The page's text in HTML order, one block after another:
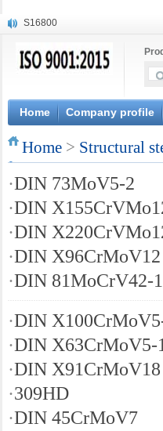
S16800
X20CrMoWV12-1
X6CrNiWNb16-16
1.4945
X3CrNiN18-11
NiCr20TiAl
S132
Home Company profile
Home > Structural
·DIN 73MoV5-2
·DIN
·DIN
·DIN X96CrMoV12
·DIN 81MoCrV42-
·DIN
·DIN X63CrMoV5-1
·DIN X91CrMoV18
·309HD
·DIN 45CrMoV7